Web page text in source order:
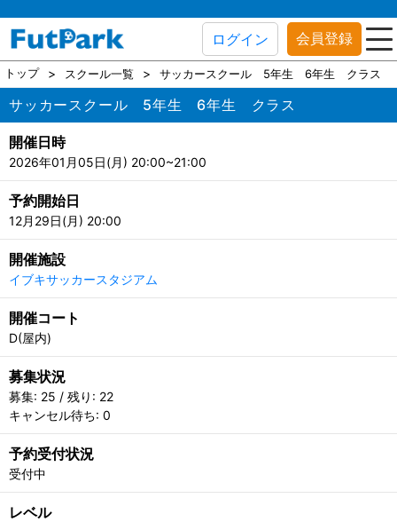
ログイン 会員登録
トップ スクール一覧 サッカースクール 5年生 6年生 クラス
サッカースクール 5年生 6年生 クラス
開催日時
2026年01月05日(月) 20:00~21:00
予約開始日
12月29日(月) 20:00
開催施設
イブキサッカースタジアム
開催コート
D(屋内)
募集状況
募集: 25 / 残り: 22
キャンセル待ち: 0
予約受付状況
受付中
レベル